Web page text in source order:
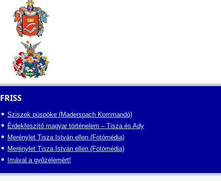
FRISS
Sziszek püspöke (Maderspach Kommandó)
Érdekfeszítő magyar történelem – Tisza és Ady
Merénylet Tisza István ellen (Fotómédia)
Merénylet Tisza István ellen (Fotómédia)
Imával a győzelemért!